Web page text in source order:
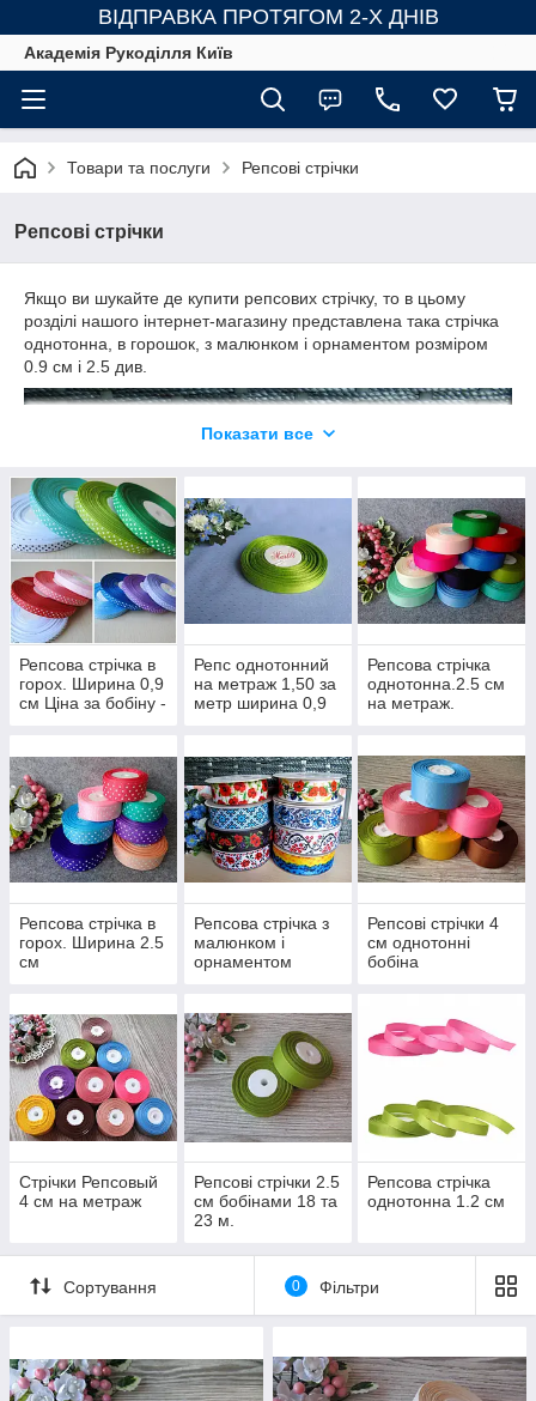
ВІДПРАВКА ПРОТЯГОМ 2-Х ДНІВ
Академія Рукоділля Київ
Товари та послуги Репсові стрічки
Репсові стрічки
Якщо ви шукайте де купити репсових стрічку, то в цьому
розділі нашого інтернет-магазину представлена така стрічка
однотонна, в горошок, з малюнком і орнаментом розміром
0.9 см і 2.5 див.
Показати все
Репсова стрічка в
горох. Ширина 0,9
см Ціна за бобіну -
Репс однотонний
на метраж 1,50 за
метр ширина 0,9
Репсова стрічка
однотонна.2.5 см
на метраж.
Репсова стрічка в
горох. Ширина 2.5
см
Репсова стрічка з
малюнком і
орнаментом
Репсові стрічки 4
см однотонні
бобіна
Стрічки Репсовый
4 см на метраж
Репсові стрічки 2.5
см бобінами 18 та
23 м.
Репсова стрічка
однотонна 1.2 см
Сортування 0 Фільтри